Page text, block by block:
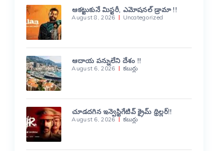
ఆకట్టుకునే మిస్టరీ, ఎమోషనల్ డ్రామా !!
August 8, 2026 Uncategorized
ఆదాయ పన్నులేని దేశం !!
August 6, 2026 కబుర్లు
చూడదగిన ఇన్వెస్టిగేటివ్ క్రైమ్ థ్రిల్లర్!!
August 6, 2026 కబుర్లు